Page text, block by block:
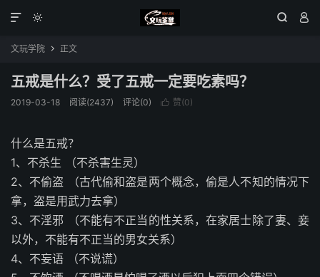
  

文玩学院  正文
五戒是什么？受了五戒一定要吃素吗？
2019-03-18 阅读(2437) 评论(0)  赞(0)
什么是五戒？
1、不杀生 （不杀害生灵）
2、不偷盗 （古代偷和盗是两个概念，偷是人不知的情况下
拿，盗是用武力去拿）
3、不淫邪 （不能有不正当的性关系，在家居士除了妻、妾
以外，不能有不正当的男女关系）
4、不妄语 （不说谎）